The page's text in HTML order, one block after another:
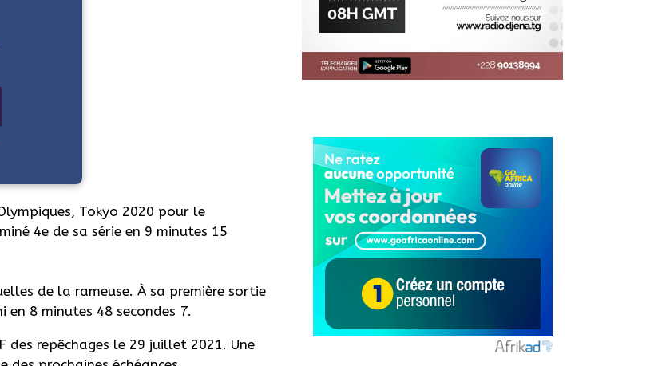
Tokyo 2020 pour le
4e de sa série en 9 minutes 15
de la rameuse. À sa première sortie
8 minutes 48 secondes 7.
repêchages le 29 juillet 2021. Une